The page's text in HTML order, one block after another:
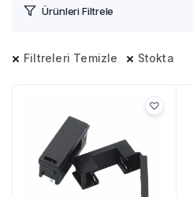
Ürünleri Filtrele
Filtreleri Temizle Stokta